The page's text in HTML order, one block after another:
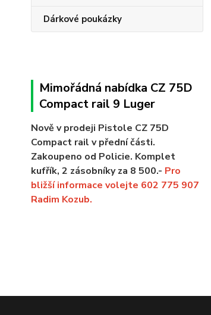
Dárkové poukázky
Mimořádná nabídka CZ 75D
Compact rail 9 Luger
Nově v prodeji Pistole CZ 75D
Compact rail v přední části.
Zakoupeno od Policie. Komplet
kufřík, 2 zásobníky za 8 500.- Pro
bližší informace volejte 602 775 907
Radim Kozub.